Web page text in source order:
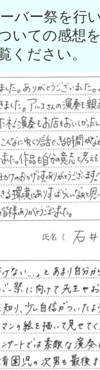
バー祭を行
いての感想
ください。